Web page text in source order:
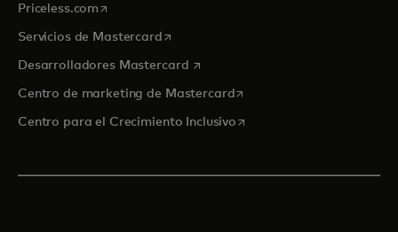
Priceless.com se abre en una pestaña nueva
Servicios de Mastercardse abre en una pestaña nueva
Desarrolladores Mastercard se abre en una pestaña nueva
Centro de marketing de Mastercardse abre en una pestaña
Centro para el Crecimiento Inclusivose abre en una pestaña